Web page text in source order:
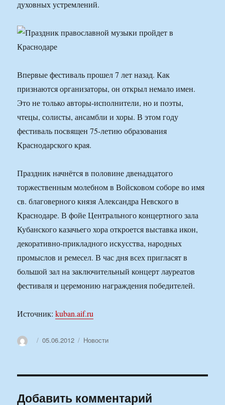
духовных устремлений.
Впервые фестиваль прошел 7 лет назад. Как
признаются организаторы, он открыл немало имен.
Это не только авторы-исполнители, но и поэты,
чтецы, солисты, ансамбли и хоры. В этом году
фестиваль посвящен 75-летию образования
Краснодарского края.
Праздник начнётся в половине двенадцатого
торжественным молебном в Войсковом соборе во имя
св. благоверного князя Александра Невского в
Краснодаре. В фойе Центрального концертного зала
Кубанского казачьего хора откроется выставка икон,
декоративно-прикладного искусства, народных
промыслов и ремесел. В час дня всех пригласят в
большой зал на заключительный концерт лауреатов
фестиваля и церемонию награждения победителей.
Источник:kuban.aif.ru
АвторОпубликовано
05.06.2012 Рубрики
Новости
Добавить комментарий